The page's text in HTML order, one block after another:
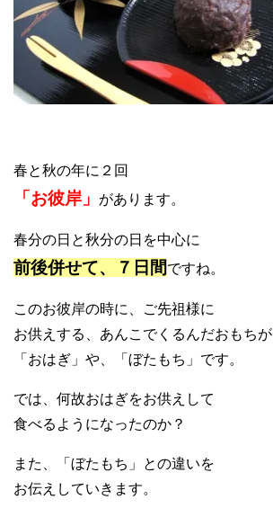
春と秋の年に２回
「お彼岸」 があります。
春分の日と秋分の日を中心に
前後併せて、７日間ですね。
このお彼岸の時に、ご先祖様に
お供えする、あんこでくるんだおもちが
「おはぎ」や、「ぼたもち」です。
では、何故おはぎをお供えして
食べるようになったのか？
また、「ぼたもち」との違いを
お伝えしていきます。